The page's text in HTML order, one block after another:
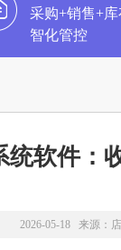
采购+销售+
智化管控
统软件：
2026-05-18 来源：